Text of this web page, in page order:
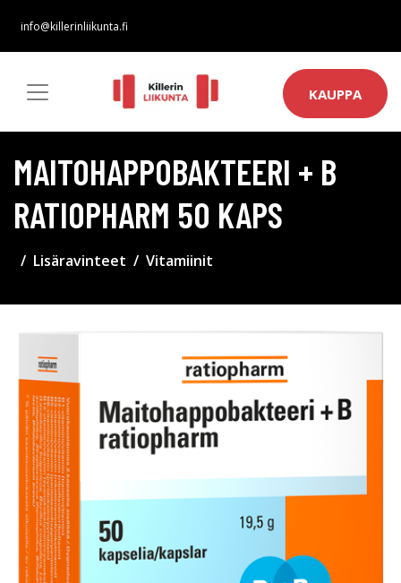
info@killerinliikunta.fi
KAUPPA
MAITOHAPPOBAKTEERI + B
RATIOPHARM 50 KAPS
Lisäravinteet Vitamiinit